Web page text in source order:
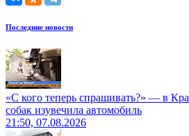
Последние новости
«С кого теперь спрашивать?» — в
собак изувечила автомобиль
21:50, 07.08.2026